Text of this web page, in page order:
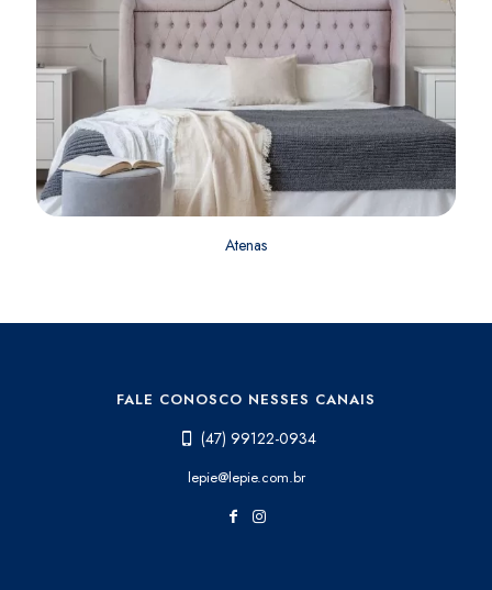
Atenas
FALE CONOSCO NESSES CANAIS
(47) 99122-0934
lepie@lepie.com.br